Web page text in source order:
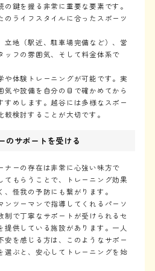
TOP
トップ
About us
たちについて
programs
program
エットプログラム
Review
会員様のお声
Access
アクセス
Price
鍵を握る非常に重要な要素です。
のライフスタイルに合ったスポーツ
立地（駅近、駐車場完備など）、営
ッフの雰囲気、そして料金体系で
や体験トレーニングが可能です。実
気や設備を自分の目で確かめてから
すめします。越谷には多様なスポー
検討することが大切です。
のサポートを受ける
ナーの存在は非常に心強い味方で
てもらうことで、トレーニング効果
怪我の予防にも繋がります。
ンツーマンで指導してくれるパーソ
制で丁寧なサポートが受けられるセ
提供している施設があります。一人
安を感じる方は、このようなサポー
選ぶと、安心してトレーニングを始